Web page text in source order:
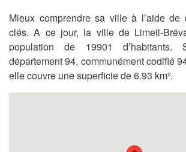
Mieux comprendre sa ville à l’aide de
clés. A ce jour, la ville de Limeil-
population de 19901
département 94, communément codifié
elle couvre une superficie de 6.93 km².